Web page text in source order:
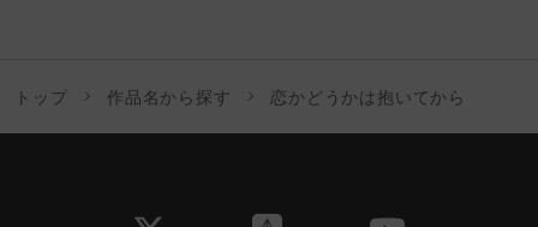
トップ 作品名から探す 恋かどうかは抱いてから